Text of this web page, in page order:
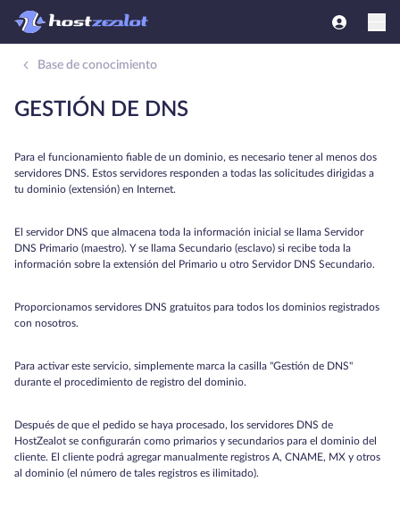
Base de conocimiento
GESTIÓN DE DNS
Para el funcionamiento fiable de un dominio, es necesario tener al menos dos
servidores DNS. Estos servidores responden a todas las solicitudes dirigidas a
tu dominio (extensión) en Internet.
El servidor DNS que almacena toda la información inicial se llama Servidor
DNS Primario (maestro). Y se llama Secundario (esclavo) si recibe toda la
información sobre la extensión del Primario u otro Servidor DNS Secundario.
Proporcionamos servidores DNS gratuitos para todos los dominios registrados
con nosotros.
Para activar este servicio, simplemente marca la casilla "Gestión de DNS"
durante el procedimiento de registro del dominio.
Después de que el pedido se haya procesado, los servidores DNS de
HostZealot se configurarán como primarios y secundarios para el dominio del
cliente. El cliente podrá agregar manualmente registros A, CNAME, MX y otros
al dominio (el número de tales registros es ilimitado).